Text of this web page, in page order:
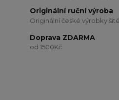
Originální ruční výroba
Originální české výrobky šité
Doprava ZDARMA
od 1500Kč